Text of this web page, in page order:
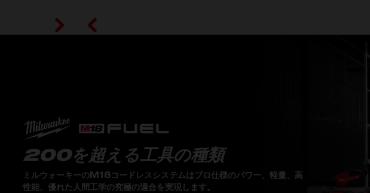
200を超える工具の種類
ミルウォーキーのM18コードレスシステムはプロ仕様のパワー、軽量、高
性能、優れた人間工学の究極の適合を実現します。